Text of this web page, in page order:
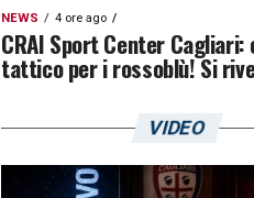
NEWS 4 ore ago
CRAI Sport Center
tattico per i rossoblù! Si
VIDEO